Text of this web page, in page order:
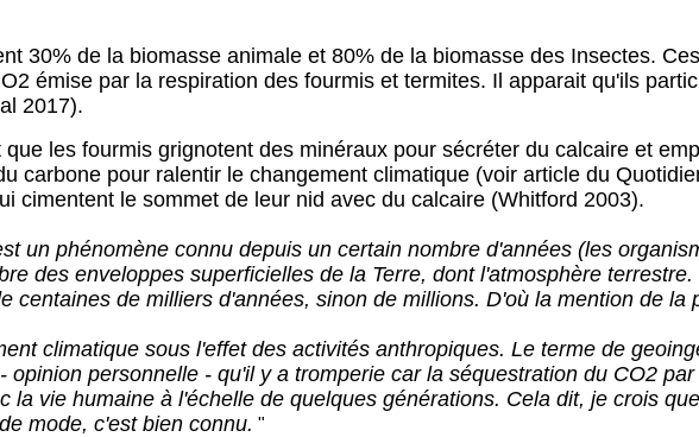
30% de la biomasse animale et 80% de la biomasse des Insectes.
émise par la respiration des fourmis et termites. Il apparait qu'ils
2017).
les fourmis grignotent des minéraux pour sécréter du calcaire et
carbone pour ralentir le changement climatique (voir article du
cimentent le sommet de leur nid avec du calcaire (Whitford 2003).
un phénomène connu depuis un certain nombre d'années (les
des enveloppes superficielles de la Terre, dont l'atmosphère
centaines de milliers d'années, sinon de millions. D'où la mention de la
climatique sous l'effet des activités anthropiques. Le terme de
personnelle - qu'il y a tromperie car la séquestration du CO2
vie humaine à l'échelle de quelques générations. Cela dit, je crois
mode, c'est bien connu. "